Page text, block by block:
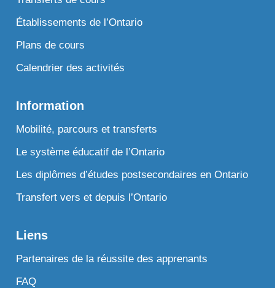
Établissements de l’Ontario
Plans de cours
Calendrier des activités
Information
Mobilité, parcours et transferts
Le système éducatif de l’Ontario
Les diplômes d’études postsecondaires en Ontario
Transfert vers et depuis l’Ontario
Liens
Partenaires de la réussite des apprenants
FAQ